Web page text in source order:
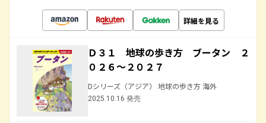
詳細を見る
Ｄ３１ 地球の歩き方 ブータン ２
０２６～２０２７
Dシリーズ（アジア） 地球の歩き方 海外
2025.10.16 発売